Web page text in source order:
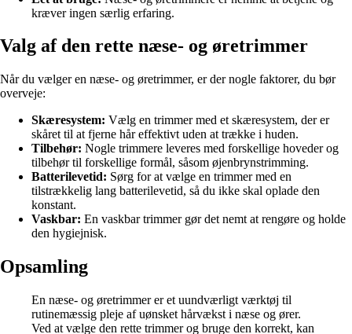
kræver ingen særlig erfaring.
Valg af den rette næse- og øretrimmer
Når du vælger en næse- og øretrimmer, er der nogle faktorer, du bør
overveje:
Skæresystem: Vælg en trimmer med et skæresystem, der er
skåret til at fjerne hår effektivt uden at trække i huden.
Tilbehør: Nogle trimmere leveres med forskellige hoveder og
tilbehør til forskellige formål, såsom øjenbrynstrimming.
Batterilevetid: Sørg for at vælge en trimmer med en
tilstrækkelig lang batterilevetid, så du ikke skal oplade den
konstant.
Vaskbar: En vaskbar trimmer gør det nemt at rengøre og holde
den hygiejnisk.
Opsamling
En næse- og øretrimmer er et uundværligt værktøj til
rutinemæssig pleje af uønsket hårvækst i næse og ører.
Ved at vælge den rette trimmer og bruge den korrekt, kan